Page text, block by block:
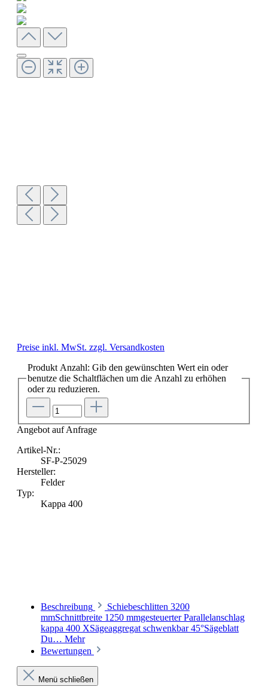
Preise inkl. MwSt. zzgl. Versandkosten
Produkt Anzahl: Gib den gewünschten Wert ein oder
benutze die Schaltflächen um die Anzahl zu erhöhen
oder zu reduzieren.
Angebot auf Anfrage
Artikel-Nr.:
SF-P-25029
Hersteller:
Felder
Typ:
Kappa 400
Beschreibung
Schiebeschlitten 3200
mmSchnittbreite 1250 mmgesteuerter Parallelanschlag
kappa 400 XSägeaggregat schwenkbar 45°Sägeblatt
Du… Mehr
Bewertungen
Menü schließen